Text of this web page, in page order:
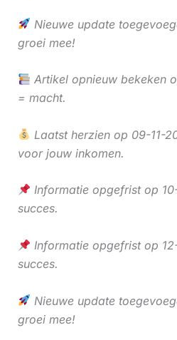
Nieuwe update
groei mee!
Artikel opnieuw bekeken
= macht.
Laatst herzien op 09-11-
voor jouw inkomen.
Informatie opgefrist op
succes.
Informatie opgefrist op
succes.
Nieuwe update
groei mee!